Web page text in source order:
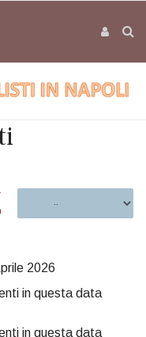
2026
in questa data
in questa data